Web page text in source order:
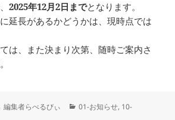
2025年12月2日までとなります。
延長があるかどうかは、現時点では
は、また決まり次第、随時ご案内さ
作
編集者らべるびぃ
カ
01-お知らせ, 10-